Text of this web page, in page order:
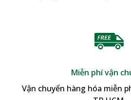
Miễn phí vận
Vận chuyển hàng hóa miễn